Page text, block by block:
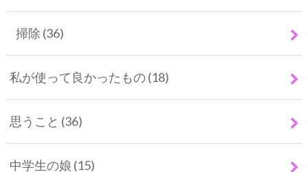
掃除 (36)
私が使って良かったもの(18)
思うこと (36)
中学生の娘 (15)